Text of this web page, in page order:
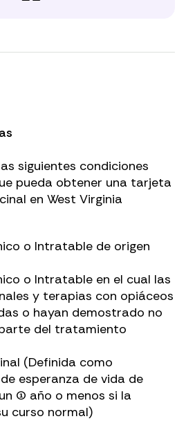
siguientes condiciones
pueda obtener una tarjeta
en West Virginia
o Intratable de origen
o Intratable en el cual las
y terapias con opiáceos
o hayan demostrado no
del tratamiento
(Definida como
esperanza de vida de
(1) año o menos si la
curso normal)